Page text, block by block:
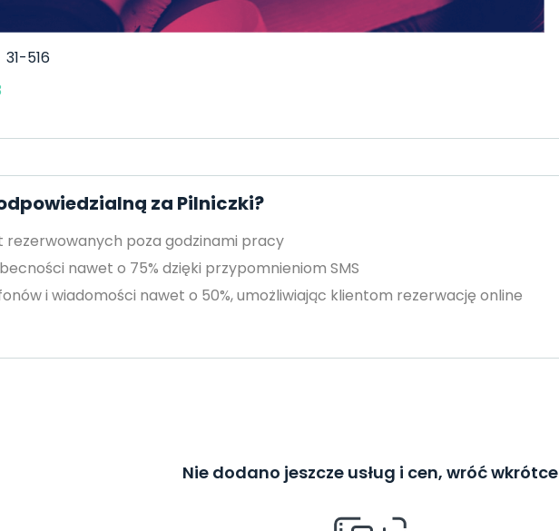
31-516
za Pilniczki?
rezerwowanych poza godzinami pracy
nawet o 75% dzięki przypomnieniom SMS
i wiadomości nawet o 50%, umożliwiając klientom rezerwację online
Nie dodano jeszcze usług i cen, wróć wkrótce